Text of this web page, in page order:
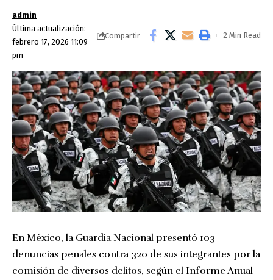
Última actualización:
febrero 17, 2026 11:09
pm
admin
Compartir 2 Min Read
En México, la Guardia Nacional presentó 103
denuncias penales contra 320 de sus integrantes por la
comisión de diversos delitos, según el Informe Anual